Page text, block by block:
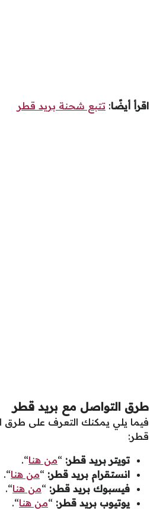
اقرأ أيضًا: تتبع شحنة بريد قطر
طرق التواصل مع بريد قطر
فيما يلي يمكنك التعرف على طرق
قطر:
تويتر بريد قطر: “من هنا“.
انستقرام بريد قطر: “من هنا“.
فيسبوك بريد قطر: “من هنا“.
يوتيوب بريد قطر: “من هنا“.